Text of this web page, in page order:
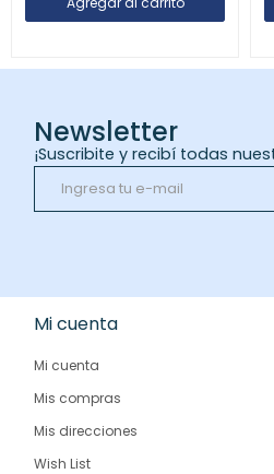
Newsletter
¡Suscribite y recibí todas
Mi cuenta
Mi cuenta
Mis compras
Mis direcciones
Wish List